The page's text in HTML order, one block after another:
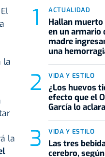
la
la
ACTUALIDAD
Hallan muerto
en un armario
madre
una
VIDA Y ESTILO
¿Los huevos
efecto que el
García lo aclara
VIDA Y ESTILO
Las tres
cerebro,